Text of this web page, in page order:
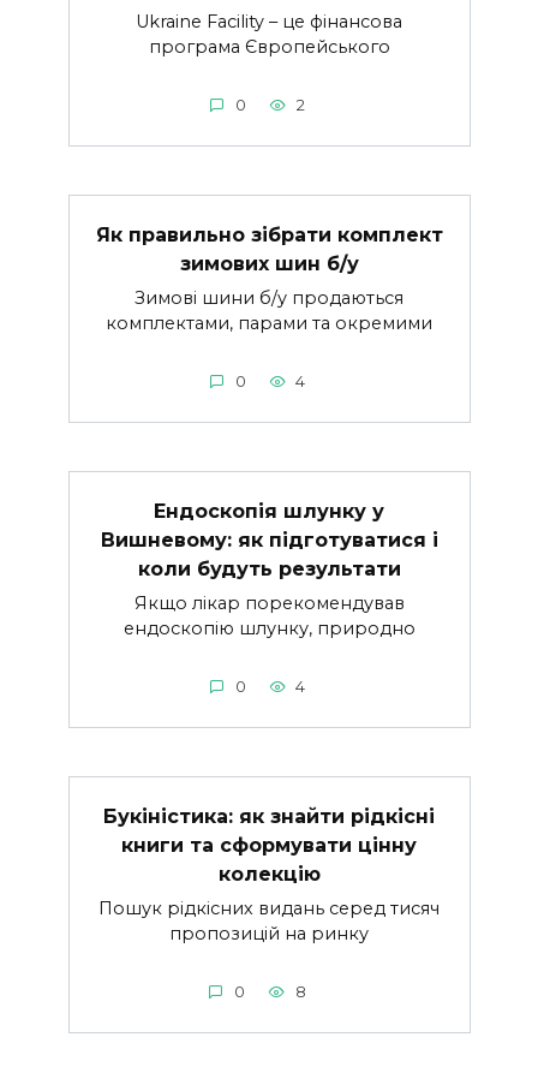
Ukraine Facility – це фінансова
програма Європейського
0 2
Як правильно зібрати комплект
зимових шин б/у
Зимові шини б/у продаються
комплектами, парами та окремими
0 4
Ендоскопія шлунку у
Вишневому: як підготуватися і
коли будуть результати
Якщо лікар порекомендував
ендоскопію шлунку, природно
0 4
Букіністика: як знайти рідкісні
книги та сформувати цінну
колекцію
Пошук рідкісних видань серед тисяч
пропозицій на ринку
0 8